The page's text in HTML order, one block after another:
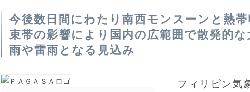
今後数日間にわたり南西モンスーンと熱
束帯の影響により国内の広範囲で散発的な
雨や雷雨となる見込み
フィリピン気